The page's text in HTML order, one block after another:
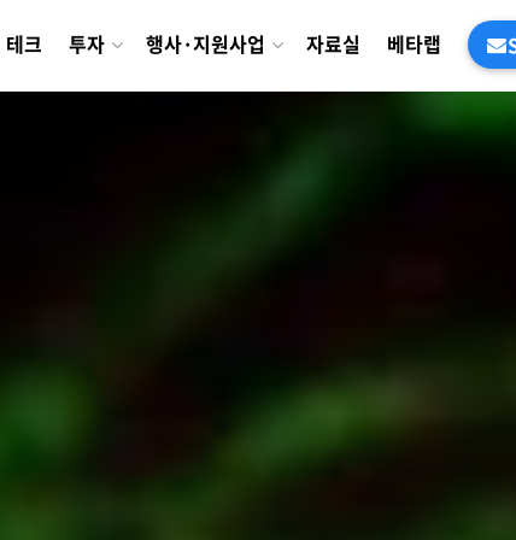
테크 투자 행사·지원사업 자료실 베타랩